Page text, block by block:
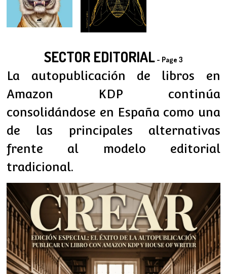
SECTOR EDITORIAL- Page 3
La autopublicación de libros en
Amazon KDP continúa
consolidándose en España como una
de las principales alternativas
frente al modelo editorial
tradicional.